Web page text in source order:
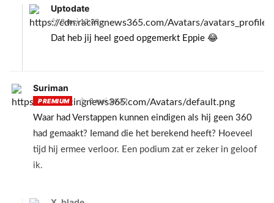
Uptodate
8 mei 13:39
Dat heb jij heel goed opgemerkt Eppie 😂
Suriman
PREMIUM 8 mei 14:22
Waar had Verstappen kunnen eindigen als hij geen 360
had gemaakt? Iemand die het berekend heeft? Hoeveel
tijd hij ermee verloor. Een podium zat er zeker in geloof
ik.